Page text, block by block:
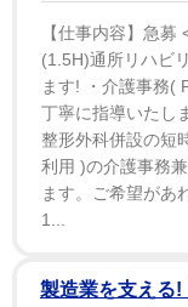
モノレール
路面電車
【仕事内容】急
(1.5H)通所リハビ
ます! ・介護事務(
丁寧に指導いたし
整形外科併設の短
利用 )の介護事務
ます。ご希望があ
1...
製造業を支える!